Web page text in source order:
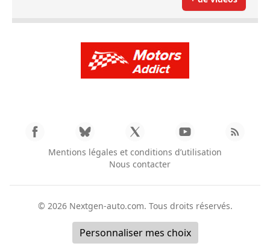
Mentions légales et conditions d’utilisation
Nous contacter
© 2026 Nextgen-auto.com. Tous droits réservés.
Personnaliser mes choix